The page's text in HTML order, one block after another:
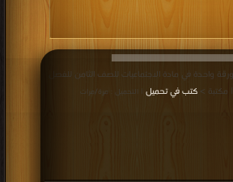
واحدة في مادة الاجتماعيات للصف الثامن للفصل
كتب في تحميل | التحميل : مرة/مرات